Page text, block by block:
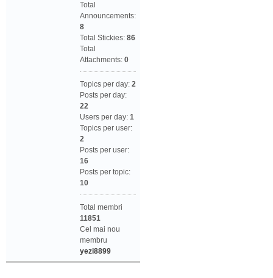
Total
Announcements:
8
Total Stickies: 86
Total
Attachments: 0
Topics per day: 2
Posts per day:
22
Users per day: 1
Topics per user:
2
Posts per user:
16
Posts per topic:
10
Total membri
11851
Cel mai nou
membru
yezi8899